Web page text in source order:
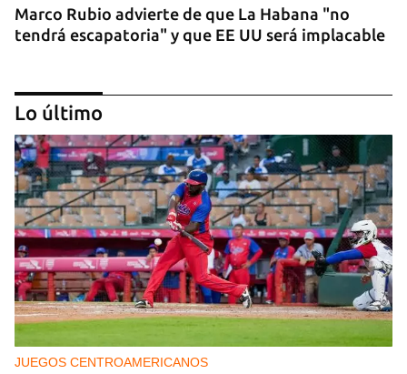
Marco Rubio advierte de que La Habana "no
tendrá escapatoria" y que EE UU será implacable
PODCAST
Cafecito informativo del viernes 7 de agosto de
2026
Lo último
JUEGOS CENTROAMERICANOS